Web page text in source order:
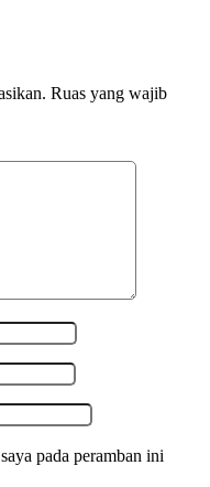
Ruas yang wajib
pada peramban ini